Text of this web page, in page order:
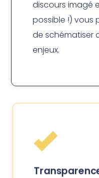
discours imagé
possible !) vous
de schématiser
enjeux.